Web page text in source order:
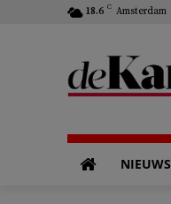
18.6 C Amsterdam
NIEUWS